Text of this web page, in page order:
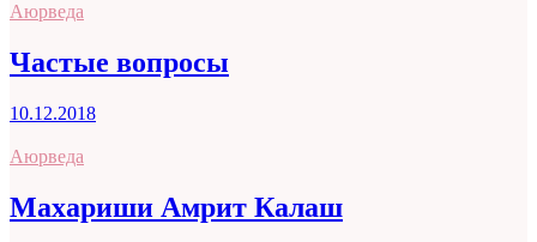
Аюрведа
Частые вопросы
10.12.2018
Аюрведа
Махариши Амрит Калаш